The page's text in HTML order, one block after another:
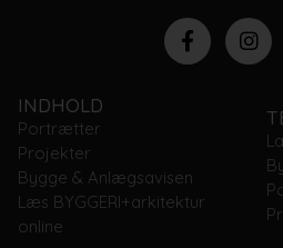
INDHOLD
Portrætter
Projekter
Bygge & Anlægsavisen
Læs BYGGERI+arkitektur
online